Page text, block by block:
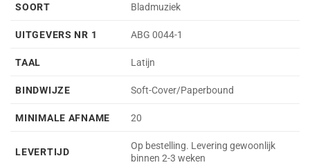
SOORT Bladmuziek
UITGEVERS NR 1 ABG 0044-1
TAAL Latijn
BINDWIJZE Soft-Cover/Paperbound
MINIMALE AFNAME 20
LEVERTIJD
Op bestelling. Levering gewoonlijk
binnen 2-3 weken